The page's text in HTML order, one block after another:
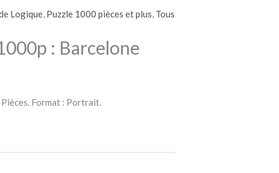
Logique, Puzzle 1000 pièces et plus, Tous
: Barcelone
Format : Portrait.